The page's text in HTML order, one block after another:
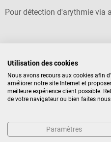
Pour détection d'arythmie via
119,88 €*
Prix TTC, hors frais de livraison
Nos clients ont
Utilisation des cookies
Nous avons recours aux cookies afin
améliorer notre site Internet et
meilleure expérience client possible.
de votre navigateur ou bien faites
Paramètres